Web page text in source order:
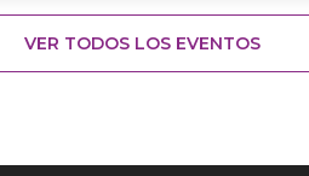
VER TODOS LOS EVENTOS